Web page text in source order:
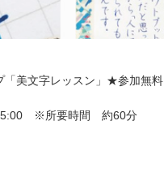
「美文字レッスン」★参加無料
※所要時間 約60分